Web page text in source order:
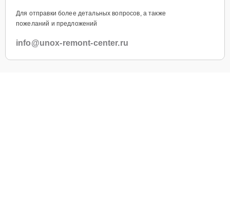
Для отправки более детальных вопросов, а также
пожеланий и предложений
info@unox-remont-center.ru